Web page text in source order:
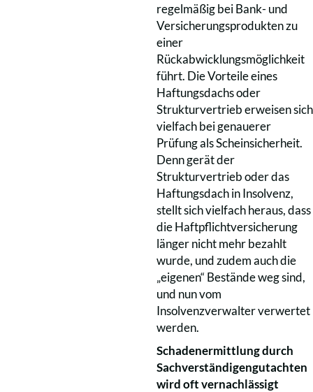
regelmäßig bei Bank- und
Versicherungsprodukten zu
einer
Rückabwicklungsmöglichkeit
führt. Die Vorteile eines
Haftungsdachs oder
Strukturvertrieb erweisen sich
vielfach bei genauerer
Prüfung als Scheinsicherheit.
Denn gerät der
Strukturvertrieb oder das
Haftungsdach in Insolvenz,
stellt sich vielfach heraus, dass
die Haftpflichtversicherung
länger nicht mehr bezahlt
wurde, und zudem auch die
„eigenen“ Bestände weg sind,
und nun vom
Insolvenzverwalter verwertet
werden.
Schadenermittlung durch
Sachverständigengutachten
wird oft vernachlässigt